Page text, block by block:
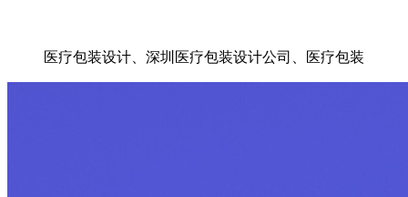
医疗包装设计、深圳医疗包装设计公司、医疗包装